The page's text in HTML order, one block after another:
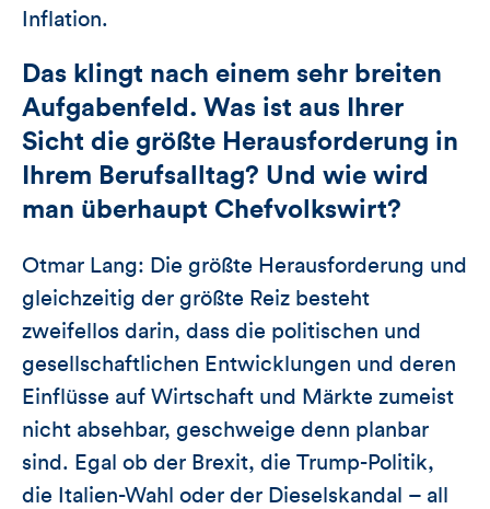
Inflation.
Das klingt nach einem sehr breiten
Aufgabenfeld. Was ist aus Ihrer
Sicht die größte Herausforderung in
Ihrem Berufsalltag? Und wie wird
man überhaupt Chefvolkswirt?
Otmar Lang: Die größte Herausforderung und
gleichzeitig der größte Reiz besteht
zweifellos darin, dass die politischen und
gesellschaftlichen Entwicklungen und deren
Einflüsse auf Wirtschaft und Märkte zumeist
nicht absehbar, geschweige denn planbar
sind. Egal ob der Brexit, die Trump-Politik,
die Italien-Wahl oder der Dieselskandal – all